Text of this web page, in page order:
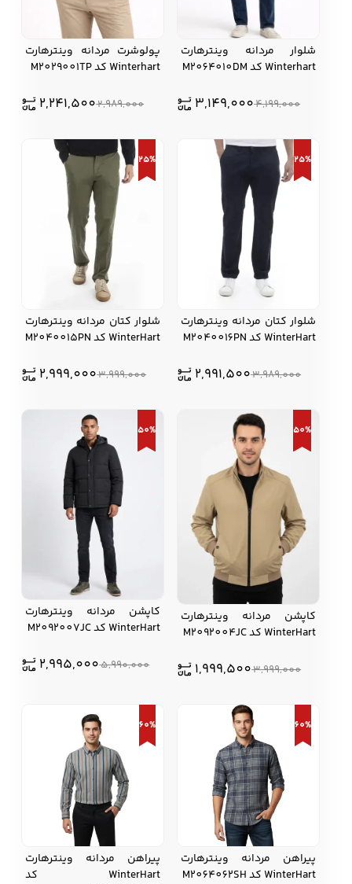
شلوار مردانه وینترهارت
Winterhart کد M2064010DM
4,199,000
3,149,000
پولوشرت مردانه وینترهارت
Winterhart کد M2029001TP
2,989,000
2,241,500
25%
شلوار کتان مردانه وینترهارت
WinterHart کد M2040016PN
3,989,000
2,991,500
25%
شلوار کتان مردانه وینترهارت
WinterHart کد M2040015PN
3,999,000
2,999,000
50%
کاپشن مردانه وینترهارت
WinterHart کد M2092004JC
3,999,000
1,999,500
50%
کاپشن مردانه وینترهارت
WinterHart کد M2092007JC
5,990,000
2,995,000
60%
پیراهن مردانه وینترهارت
WinterHart کد M2064062SH
60%
پیراهن مردانه وینترهارت
WinterHart کد